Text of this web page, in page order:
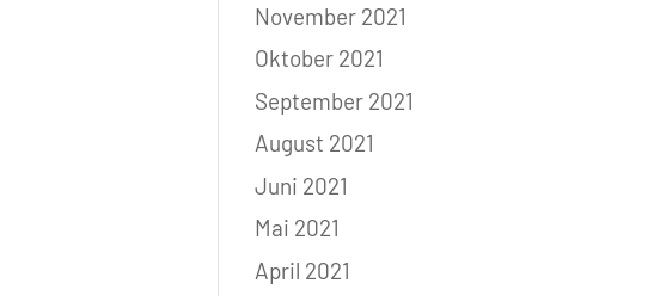
November 2021
Oktober 2021
September 2021
August 2021
Juni 2021
Mai 2021
April 2021